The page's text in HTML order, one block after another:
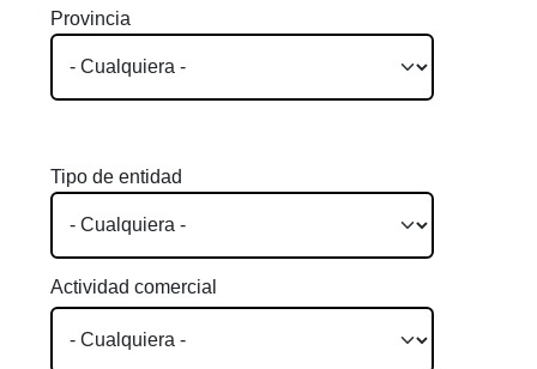
Provincia
Tipo de entidad
Actividad comercial